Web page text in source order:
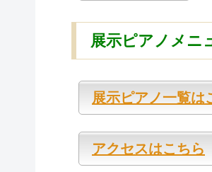
展示ピアノメニ
展示ピアノ一覧は
アクセスはこちら